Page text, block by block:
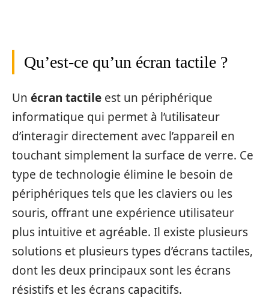
Qu’est-ce qu’un écran tactile ?
Un écran tactile est un périphérique
informatique qui permet à l’utilisateur
d’interagir directement avec l’appareil en
touchant simplement la surface de verre. Ce
type de technologie élimine le besoin de
périphériques tels que les claviers ou les
souris, offrant une expérience utilisateur
plus intuitive et agréable. Il existe plusieurs
solutions et plusieurs types d’écrans tactiles,
dont les deux principaux sont les écrans
résistifs et les écrans capacitifs.